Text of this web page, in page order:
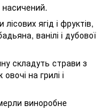
насичений.
ягід і фруктів,
ванілі і дубової
складуть страви з
на грилі і
виноробне